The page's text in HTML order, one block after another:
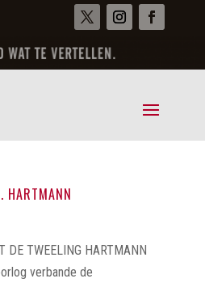
HARTMANN
DE TWEELING HARTMANN
verbande de